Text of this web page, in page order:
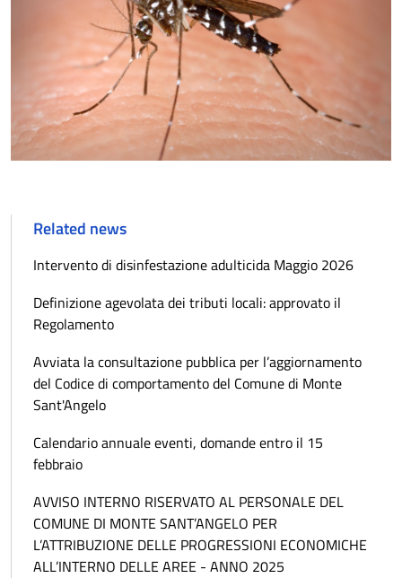
Related news
Intervento di disinfestazione adulticida Maggio 2026
Definizione agevolata dei tributi locali: approvato il
Regolamento
Avviata la consultazione pubblica per l’aggiornamento
del Codice di comportamento del Comune di Monte
Sant'Angelo
Calendario annuale eventi, domande entro il 15
febbraio
AVVISO INTERNO RISERVATO AL PERSONALE DEL
COMUNE DI MONTE SANT’ANGELO PER
L’ATTRIBUZIONE DELLE PROGRESSIONI ECONOMICHE
ALL’INTERNO DELLE AREE - ANNO 2025